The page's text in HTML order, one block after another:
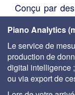
Conçu par
terrain, cet
responsables
responsables
les acteurs
l'eau, aux
bureaux
Piano Analytics
Le service de
production de
digital intelligence
ou via export de